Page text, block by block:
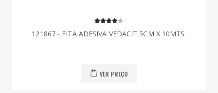
121867 - FITA ADESIVA VEDACIT 5CM X 10MTS.
VER PREÇO